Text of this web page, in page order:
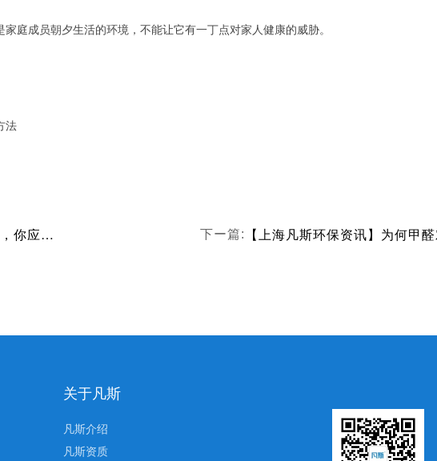
成员朝夕生活的环境，不能让它有一丁点对家人健康的威胁。
法
【上海凡斯环保资讯】装修带来的五大无形杀手，你应当了解悉知尤其是甲醛 下ー篇:
关于凡斯
凡斯介绍
凡斯资质